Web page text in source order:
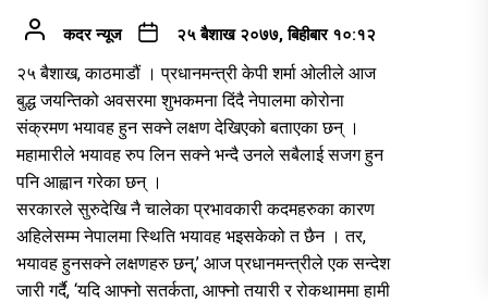
कदर न्यूज २५ बैशाख २०७७, बिहीबार १०:१२
२५ बैशाख, काठमाडौं । प्रधानमन्त्री केपी शर्मा ओलीले आज
बुद्ध जयन्तिको अवसरमा शुभकमना दिंदै नेपालमा कोरोना
संक्रमण भयावह हुन सक्ने लक्षण देखिएको बताएका छन् ।
महामारीले भयावह रुप लिन सक्ने भन्दै उनले सबैलाई सजग हुन
पनि आह्वान गरेका छन् ।
सरकारले सुरुदेखि नै चालेका प्रभावकारी कदमहरुका कारण
अहिलेसम्म नेपालमा स्थिति भयावह भइसकेको त छैन । तर,
भयावह हुनसक्ने लक्षणहरु छन्,’ आज प्रधानमन्त्रीले एक सन्देश
जारी गर्दै, ‘यदि आफ्नो सतर्कता, आफ्नो तयारी र रोकथाममा हामी